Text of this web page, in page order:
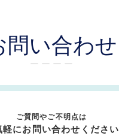
問い合わせ
ー ー ー ー
ご質問やご不明点は
軽にお問い合わせください